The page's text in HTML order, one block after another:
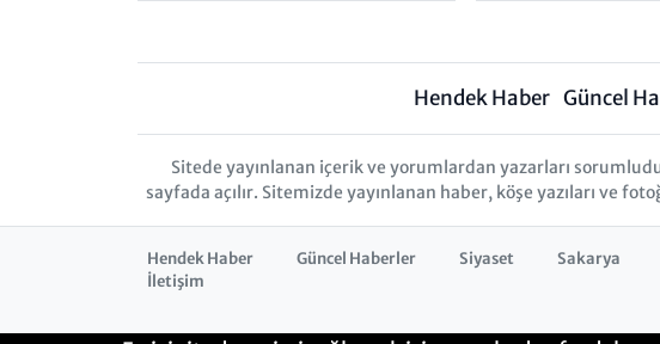
Hendek Haber Güncel
Sitede yayınlanan içerik ve yorumlardan yazarları
sayfada açılır. Sitemizde yayınlanan haber, köşe yazıları ve
Hendek Haber Güncel Haberler Siyaset Sakarya
İletişim